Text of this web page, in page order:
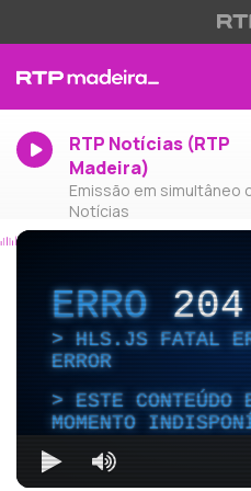
RTP Notícias (RTP
Madeira)
Emissão em simultâneo
Notícias
ERRO204
HLS.JS FATAL
ERROR
ESTE CONTEÚDO
MOMENTO